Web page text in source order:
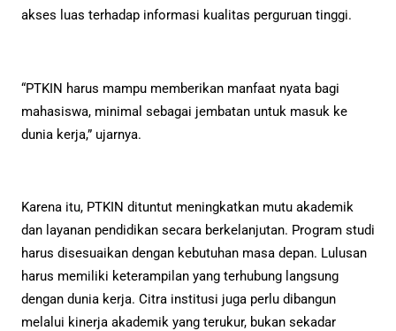
akses luas terhadap informasi kualitas perguruan tinggi.
“PTKIN harus mampu memberikan manfaat nyata bagi
mahasiswa, minimal sebagai jembatan untuk masuk ke
dunia kerja,” ujarnya.
Karena itu, PTKIN dituntut meningkatkan mutu akademik
dan layanan pendidikan secara berkelanjutan. Program studi
harus disesuaikan dengan kebutuhan masa depan. Lulusan
harus memiliki keterampilan yang terhubung langsung
dengan dunia kerja. Citra institusi juga perlu dibangun
melalui kinerja akademik yang terukur, bukan sekadar